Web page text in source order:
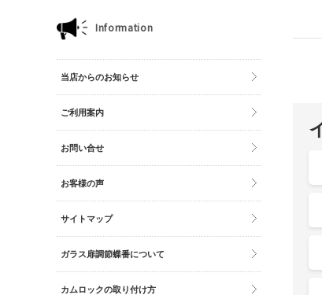
本立て・マガジンラック
時計
バッグ
財布
Information
当店からのお知らせ
ご利用案内
お問い合せ
お客様の声
サイトマップ
ガラス扉調節蝶番について
カムロックの取り付け方